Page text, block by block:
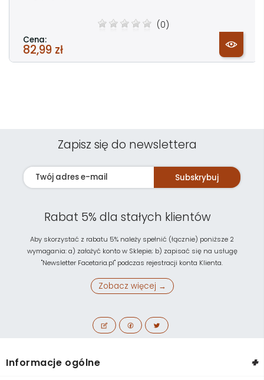
(0)
Cena:
82,99 zł
Zapisz się do newslettera
Subskrybuj
Rabat 5% dla stałych klientów
Aby skorzystać z rabatu 5% należy spełnić (łącznie) poniższe 2
wymagania: a) założyć konto w Sklepie; b) zapisać się na usługę
"Newsletter Facetaria.pl" podczas rejestracji konta Klienta.
Zobacz więcej →
Informacje ogólne +